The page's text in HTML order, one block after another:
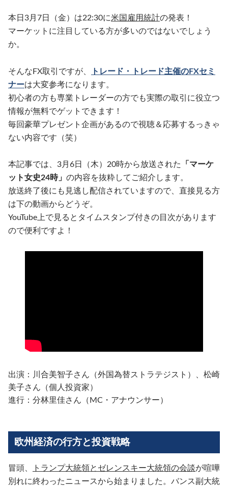
本日3月7日（金）は22:30に米国雇用統計の発表！
マーケットに注目している方が多いのではないでしょう
か。
そんなFX取引ですが、
トレード・トレード主催のFXセミ
ナーは大変参考になります。
初心者の方も専業トレーダーの方でも実際の取引に役立つ
情報が無料でゲットできます！
毎回豪華プレゼント企画があるので視聴＆応募するっきゃ
ない内容です（笑）
本記事では、3月6日（木）20時から放送された
「マーケ
ット女史24時」 の内容を抜粋してご紹介します。
放送終了後にも見逃し配信されていますので、直接見る方
は下の動画からどうぞ。
YouTube上で見るとタイムスタンプ付きの目次があります
ので便利ですよ！
出演：川合美智子さん（外国為替ストラテジスト）、松崎
美子さん（個人投資家）
進行：分林里佳さん（MC・アナウンサー）
欧州経済の行方と投資戦略
冒頭、 トランプ大統領とゼレンスキー大統領の会談が喧嘩
別れに終わったニュースから始まりました。バンス副大統